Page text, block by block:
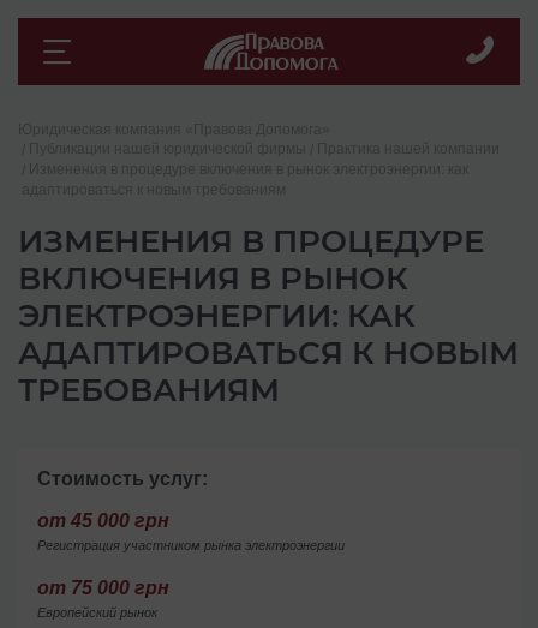
ИЗМЕНЕНИЯ В ПРОЦЕДУРЕ
ВКЛЮЧЕНИЯ В РЫНОК
ЭЛЕКТРОЭНЕРГИИ: КАК
АДАПТИРОВАТЬСЯ К НОВЫМ
ТРЕБОВАНИЯМ
Стоимость услуг:
от 45 000 грн
Регистрация участником рынка электроэнергии
от 75 000 грн
Европейский рынок